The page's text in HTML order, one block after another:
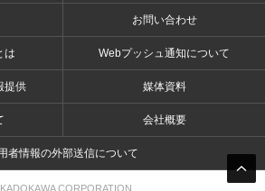
お問い合わせ
は Webプッシュ通知について
提供 媒体資料
会社概要
者情報の外部送信について
CORPORATION